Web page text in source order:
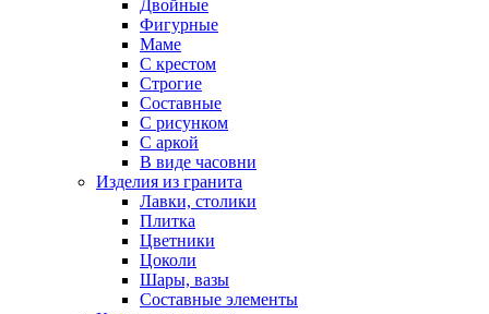
Двойные
Фигурные
Маме
С крестом
Строгие
Составные
С рисунком
С аркой
В виде часовни
Изделия из гранита
Лавки, столики
Плитка
Цветники
Цоколи
Шары, вазы
Составные элементы